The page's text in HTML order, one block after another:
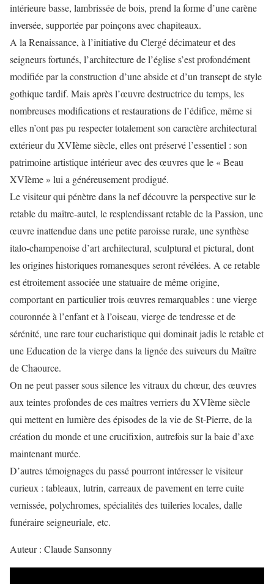
intérieure basse, lambrissée de bois, prend la forme d’une carène
inversée, supportée par poinçons avec chapiteaux.
A la Renaissance, à l’initiative du Clergé décimateur et des
seigneurs fortunés, l’architecture de l’église s’est profondément
modifiée par la construction d’une abside et d’un transept de style
gothique tardif. Mais après l’œuvre destructrice du temps, les
nombreuses modifications et restaurations de l’édifice, même si
elles n’ont pas pu respecter totalement son caractère architectural
extérieur du XVIème siècle, elles ont préservé l’essentiel : son
patrimoine artistique intérieur avec des œuvres que le « Beau
XVIème » lui a généreusement prodigué.
Le visiteur qui pénètre dans la nef découvre la perspective sur le
retable du maître-autel, le resplendissant retable de la Passion, une
œuvre inattendue dans une petite paroisse rurale, une synthèse
italo-champenoise d’art architectural, sculptural et pictural, dont
les origines historiques romanesques seront révélées. A ce retable
est étroitement associée une statuaire de même origine,
comportant en particulier trois œuvres remarquables : une vierge
couronnée à l’enfant et à l’oiseau, vierge de tendresse et de
sérénité, une rare tour eucharistique qui dominait jadis le retable et
une Education de la vierge dans la lignée des suiveurs du Maître
de Chaource.
On ne peut passer sous silence les vitraux du chœur, des œuvres
aux teintes profondes de ces maîtres verriers du XVIème siècle
qui mettent en lumière des épisodes de la vie de St-Pierre, de la
création du monde et une crucifixion, autrefois sur la baie d’axe
maintenant murée.
D’autres témoignages du passé pourront intéresser le visiteur
curieux : tableaux, lutrin, carreaux de pavement en terre cuite
vernissée, polychromes, spécialités des tuileries locales, dalle
funéraire seigneuriale, etc.
Auteur : Claude Sansonny